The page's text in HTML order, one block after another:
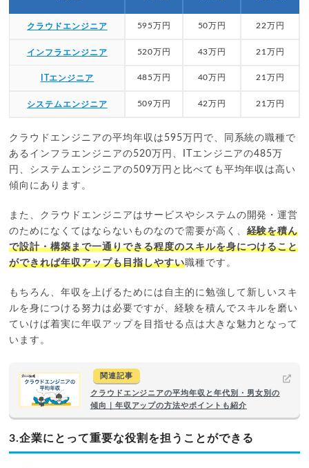
クラウドエンジニア 595万円 50万円 22万円
インフラエンジニア 520万円 43万円 21万円
ITエンジニア 485万円 40万円 21万円
システムエンジニア 509万円 42万円 21万円
クラウドエンジニアの平均年収は595万円で、同系統の職種で
あるインフラエンジニアの520万円、ITエンジニアの485万
円、システムエンジニアの509万円と比べても平均年収は高い
傾向にあります。
また、クラウドエンジニアはサービスやシステムの開発・運営
のためになくてはならないものなので需要が高く、 経験を積ん
で設計・構築まで一通りできる程度のスキルを身につけること
ができれば年収アップも目指しやすい職種です。
もちろん、年収を上げるためには自主的に勉強して新しいスキ
ルを身につける努力は必要ですが、経験を積んでスキルを磨い
ていけば着実に年収アップを目指せる点は大きな魅力となって
います。
関連記事
クラウドエンジニアの平均年収と年代別・男女別の
傾向｜年収アップの方法やポイントも紹介
3.企業にとって重要な役割を担うことができる